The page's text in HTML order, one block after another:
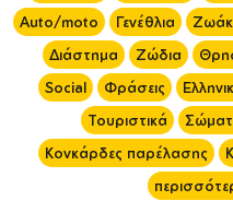
Auto/moto
Γενέθλια
Διάστημα
Ζώδια
Social
Φράσεις
Τουριστικά
Κονκάρδες παρέλασης